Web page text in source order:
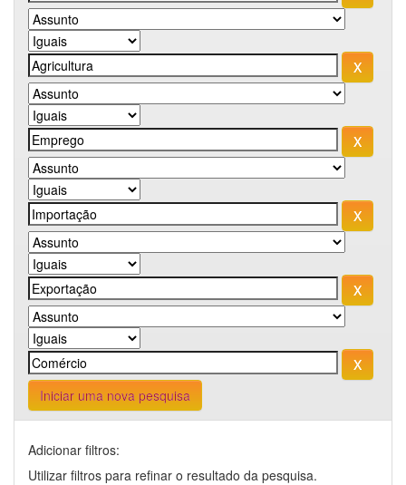
Iniciar uma nova pesquisa
Adicionar filtros:
Utilizar filtros para refinar o resultado da pesquisa.